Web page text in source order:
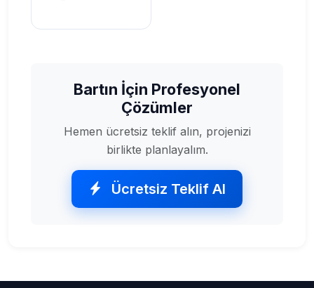
Bartın İçin Profesyonel
Çözümler
Hemen ücretsiz teklif alın, projenizi
birlikte planlayalım.
Ücretsiz Teklif Al